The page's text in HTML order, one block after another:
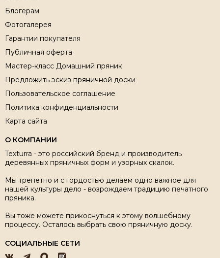
Блогерам
Фотогалерея
Гарантии покупателя
Публичная оферта
Мастер-класс Домашний пряник
Предложить эскиз пряничной доски
Пользовательское соглашение
Политика конфиденциальности
Карта сайта
О КОМПАНИИ
Texturra - это российский бренд и производитель
деревянных пряничных форм и узорных скалок.
Мы трепетно и с гордостью делаем одно важное для
нашей культуры дело - возрождаем традицию печатного
пряника.
Вы тоже можете прикоснуться к этому волшебному
процессу. Осталось выбрать свою пряничную доску.
СОЦИАЛЬНЫЕ СЕТИ